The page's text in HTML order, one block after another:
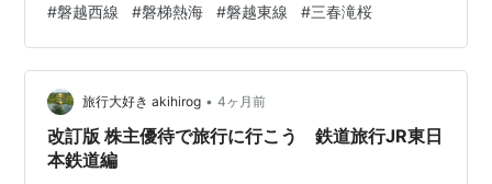
めてです。11時台の機動車ですが、椅子は全て埋まった
ような感じでした。機動車は2両編成。 郡山駅発11時17
分、三春駅着11時27分 今回も鉄旅と成る、今回の旅行を
決めたのは5日前位で、AIに旅行の日程と電車の発着時間
等を打ち出させ2泊3日の旅程の計画などを参考にして旅
程を決めました。（A…
#磐越西線 #磐梯熱海 #磐越東線 #三春滝桜
旅行大好き akihirog • 4ヶ月前
改訂版 株主優待で旅行に行こう 鉄道旅行JR東日
本鉄道編